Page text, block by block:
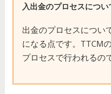
入出金のプロセスについ
出金のプロセスについ
になる点です。TTCM
プロセスで行われるの